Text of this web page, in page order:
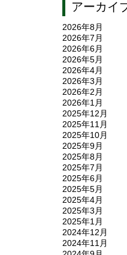
アーカイ
2026年8月
2026年7月
2026年6月
2026年5月
2026年4月
2026年3月
2026年2月
2026年1月
2025年12月
2025年11月
2025年10月
2025年9月
2025年8月
2025年7月
2025年6月
2025年5月
2025年4月
2025年3月
2025年1月
2024年12月
2024年11月